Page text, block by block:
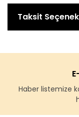
Taksit
Haber listemize